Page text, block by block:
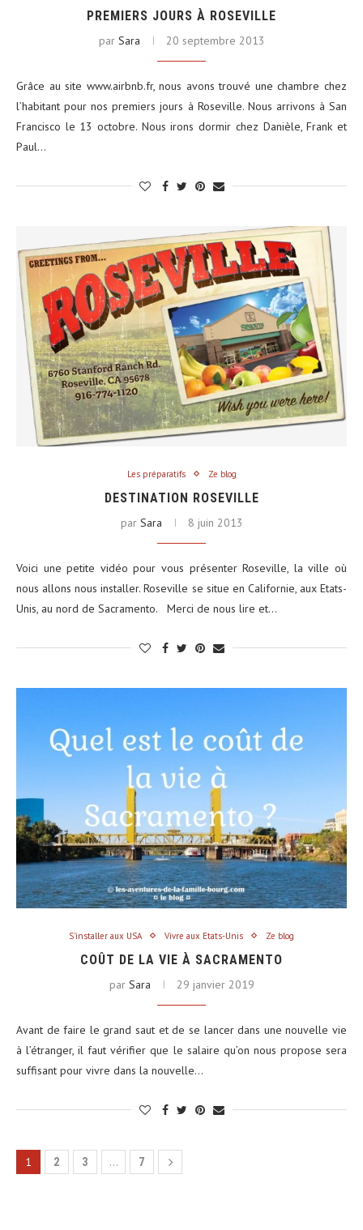
PREMIERS JOURS À ROSEVILLE
par Sara 20 septembre 2013
Grâce au site www.airbnb.fr, nous avons trouvé une chambre chez
l’habitant pour nos premiers jours à Roseville. Nous arrivons à San
Francisco le 13 octobre. Nous irons dormir chez Danièle, Frank et
Paul…
Les préparatifs Ze blog
DESTINATION ROSEVILLE
par Sara 8 juin 2013
Voici une petite vidéo pour vous présenter Roseville, la ville où
nous allons nous installer. Roseville se situe en Californie, aux Etats-
Unis, au nord de Sacramento. Merci de nous lire et…
S'installer aux USA Vivre aux Etats-Unis Ze blog
COÛT DE LA VIE À SACRAMENTO
par Sara 29 janvier 2019
Avant de faire le grand saut et de se lancer dans une nouvelle vie
à l’étranger, il faut vérifier que le salaire qu’on nous propose sera
suffisant pour vivre dans la nouvelle…
1 2 3 … 7